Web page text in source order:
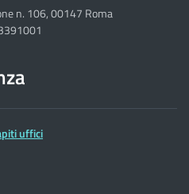
n. 106, 00147 Roma
uffici